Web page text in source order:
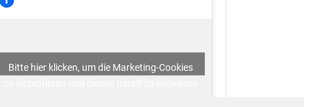
Bitte hier klicken, um die Marketing-Cookies